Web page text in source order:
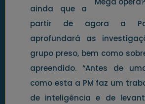
ainda que a
partir de agora a
aprofundará as
grupo preso, bem como
apreendido. “Antes de
como esta a PM faz um
de inteligência e de